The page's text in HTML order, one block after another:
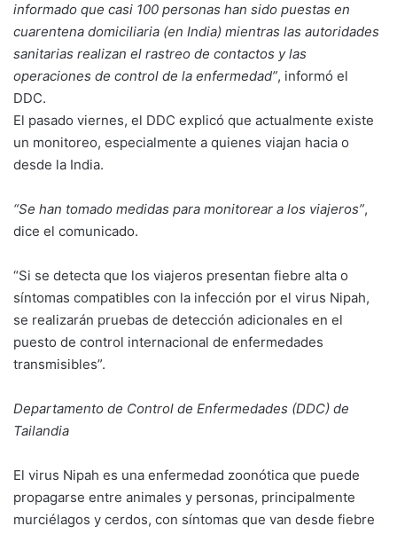
informado que casi 100 personas han sido puestas en
cuarentena domiciliaria (en India) mientras las autoridades
sanitarias realizan el rastreo de contactos y las
operaciones de control de la enfermedad”, informó el
DDC.
El pasado viernes, el DDC explicó que actualmente existe
un monitoreo, especialmente a quienes viajan hacia o
desde la India.
“Se han tomado medidas para monitorear a los viajeros”,
dice el comunicado.
“Si se detecta que los viajeros presentan fiebre alta o
síntomas compatibles con la infección por el virus Nipah,
se realizarán pruebas de detección adicionales en el
puesto de control internacional de enfermedades
transmisibles”.
Departamento de Control de Enfermedades (DDC) de
Tailandia
El virus Nipah es una enfermedad zoonótica que puede
propagarse entre animales y personas, principalmente
murciélagos y cerdos, con síntomas que van desde fiebre